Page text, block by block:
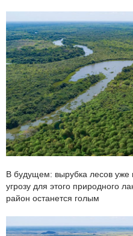
В будущем: вырубка лесов уже
угрозу для этого природного
район останется голым